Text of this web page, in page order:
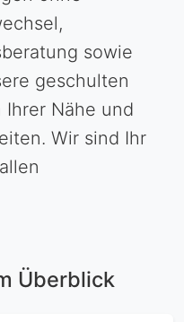
sowie
geschulten
Nähe und
Wir sind Ihr
Überblick